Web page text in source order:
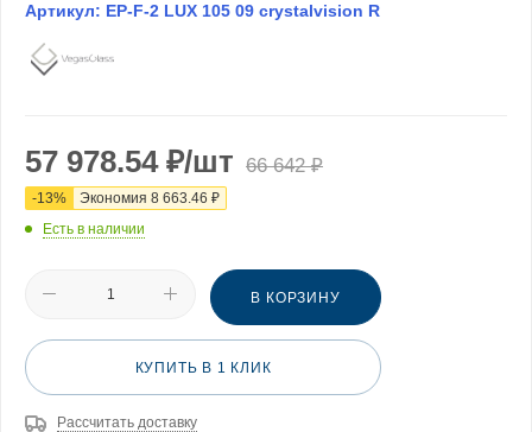
Артикул: EP-F-2 LUX 105 09 crystalvision R
57 978.54₽/шт 66 642₽
-13% Экономия 8 663.46 ₽
Есть в наличии
В КОРЗИНУ
КУПИТЬ В 1 КЛИК
Рассчитать доставку